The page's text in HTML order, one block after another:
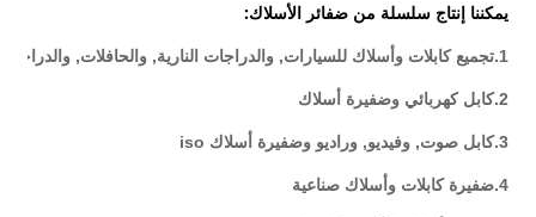
يمكننا إنتاج سلسلة من ضفائر الأسلاك:
1.تجميع كابلات وأسلاك للسيارات, والدراجات النارية, والحافلات, والدراجات, والشاحنات
2.كابل كهربائي وضفيرة أسلاك
3.كابل صوت, وفيديو, وراديو وضفيرة أسلاك iso
4.ضفيرة كابلات وأسلاك صناعية